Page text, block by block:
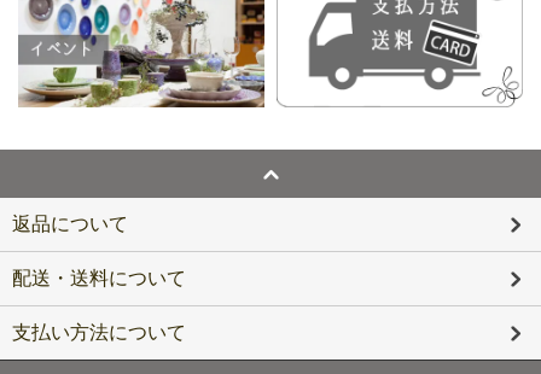
返品について
配送・送料について
支払い方法について